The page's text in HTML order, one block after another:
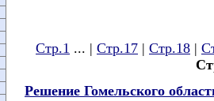
Стр.1 ... | Стр.17 | Стр.18 |
Решение Гомельского